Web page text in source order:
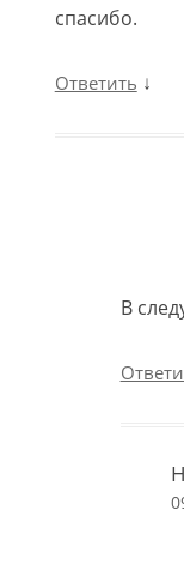
спасибо.
Ответить ↓
В